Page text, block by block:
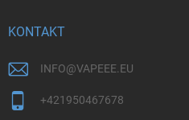
KONTAKT
INFO@VAPEEE.EU
+421950467678